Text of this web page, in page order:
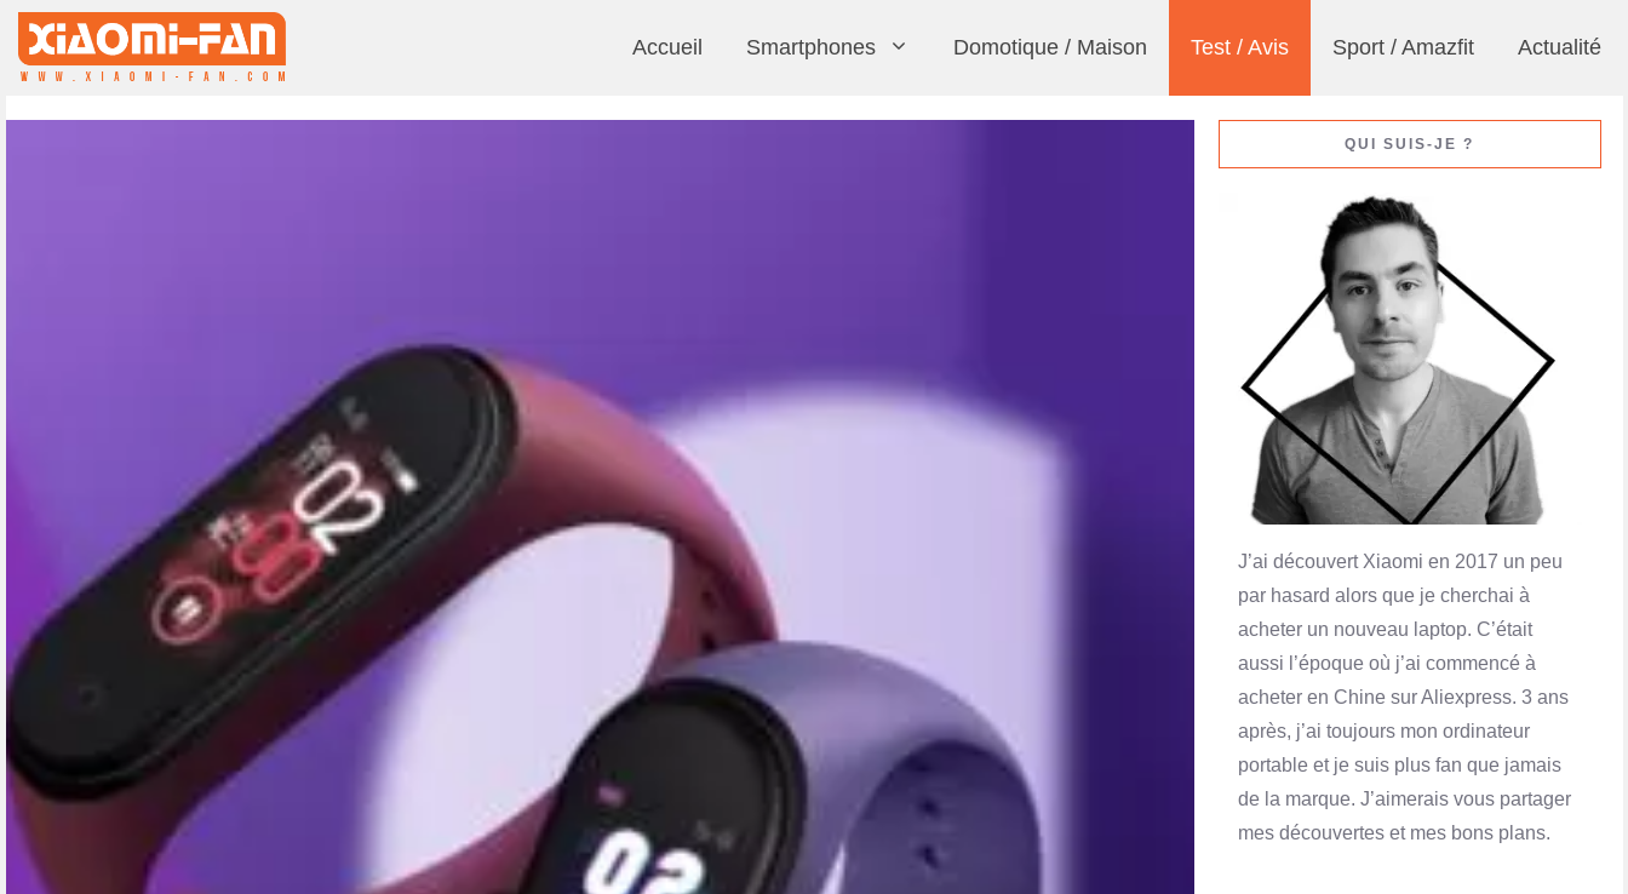
Accueil Smartphones Domotique / Maison Test / Avis Sport / Amazfit Actualité
QUI SUIS-JE ?
J’ai découvert Xiaomi en 2017 un peu
par hasard alors que je cherchai à
acheter un nouveau laptop. C’était
aussi l’époque où j’ai commencé à
acheter en Chine sur Aliexpress. 3 ans
après, j’ai toujours mon ordinateur
portable et je suis plus fan que jamais
de la marque. J’aimerais vous partager
mes découvertes et mes bons plans.